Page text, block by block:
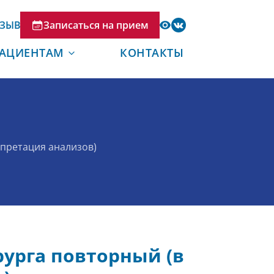
Записаться на прием
КОНТАКТЫ
анализов)
повторный (в